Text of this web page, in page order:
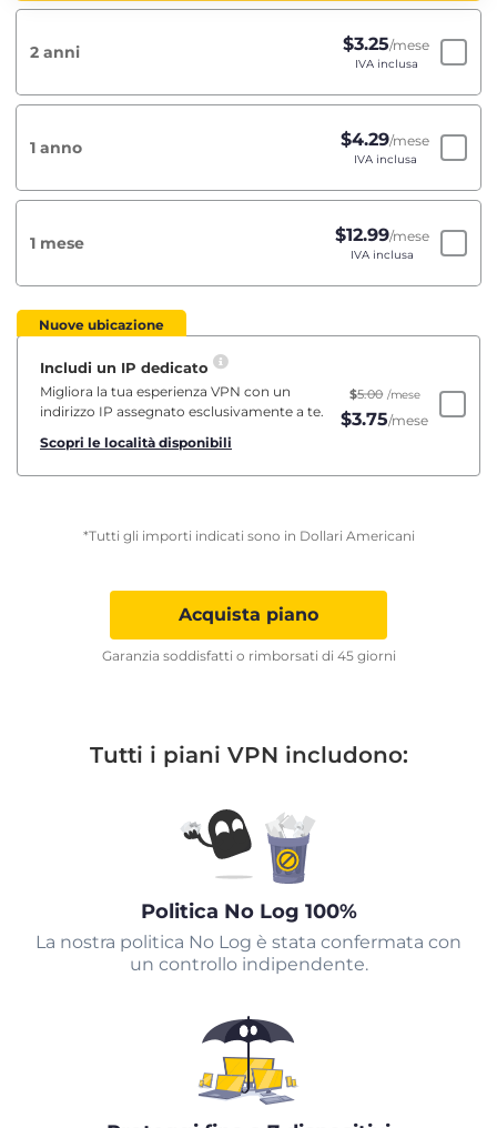
2 anni $3.25/mese
IVA inclusa
1 anno $4.29/mese
IVA inclusa
1 mese $12.99/mese
IVA inclusa
Nuove ubicazione
Includi un IP dedicato
Migliora la tua esperienza VPN con un
indirizzo IP assegnato esclusivamente a te.
Scopri le località disponibili
$5.00 /mese
$3.75/mese
*Tutti gli importi indicati sono in Dollari Americani
Acquista piano
Garanzia soddisfatti o rimborsati di 45 giorni
Tutti i piani VPN includono:
Politica No Log 100%
La nostra politica No Log è stata confermata con
un controllo indipendente.